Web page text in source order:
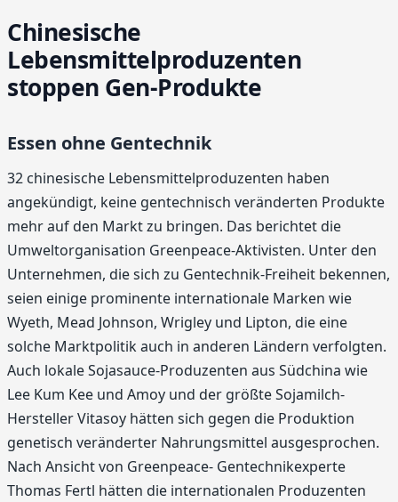
Chinesische
Lebensmittelproduzenten
stoppen Gen-Produkte
Essen ohne Gentechnik
32 chinesische Lebensmittelproduzenten haben
angekündigt, keine gentechnisch veränderten Produkte
mehr auf den Markt zu bringen. Das berichtet die
Umweltorganisation Greenpeace-Aktivisten. Unter den
Unternehmen, die sich zu Gentechnik-Freiheit bekennen,
seien einige prominente internationale Marken wie
Wyeth, Mead Johnson, Wrigley und Lipton, die eine
solche Marktpolitik auch in anderen Ländern verfolgten.
Auch lokale Sojasauce-Produzenten aus Südchina wie
Lee Kum Kee und Amoy und der größte Sojamilch-
Hersteller Vitasoy hätten sich gegen die Produktion
genetisch veränderter Nahrungsmittel ausgesprochen.
Nach Ansicht von Greenpeace- Gentechnikexperte
Thomas Fertl hätten die internationalen Produzenten